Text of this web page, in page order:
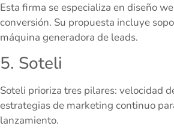
Esta firma se especializa en diseño
conversión. Su propuesta incluye
máquina generadora de leads.
5. Soteli
Soteli prioriza tres pilares: velocidad
estrategias de marketing continuo
lanzamiento.